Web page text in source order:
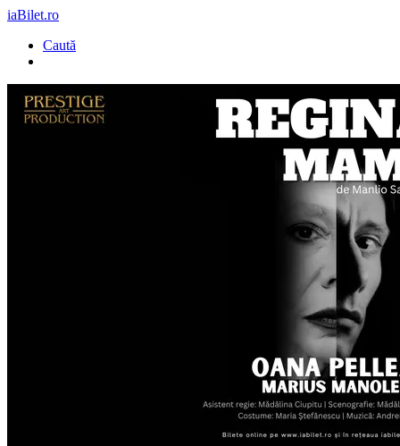
iaBilet.ro
Caută